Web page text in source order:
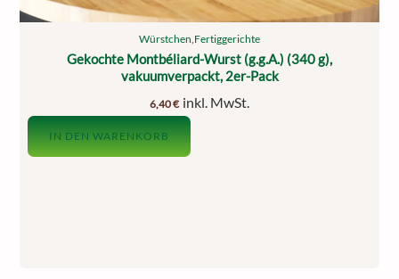
Würstchen Fertiggerichte
Gekochte Montbéliard-Wurst (g.g.A.) (340 g),
vakuumverpackt, 2er-Pack
6,40€ inkl. MwSt.
IN DEN WARENKORB